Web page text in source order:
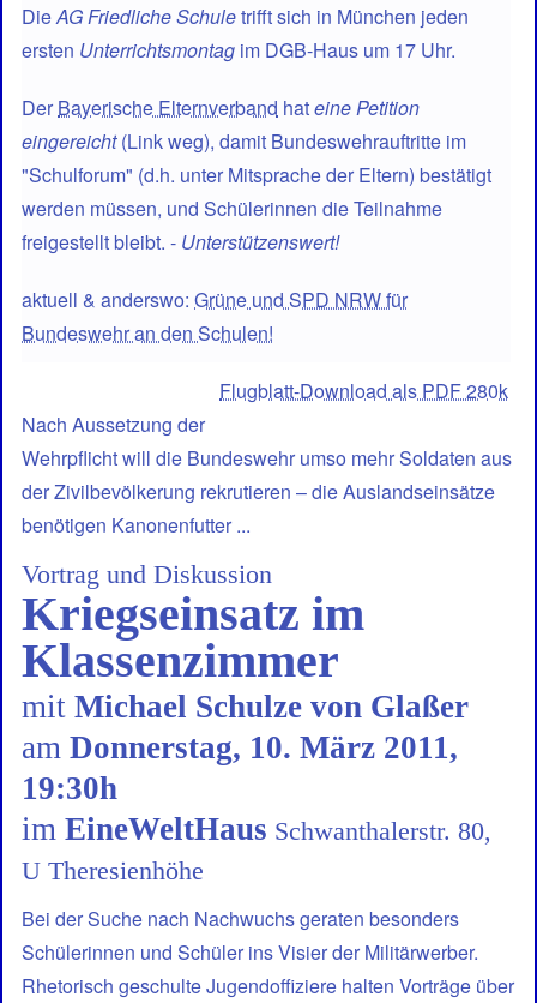
DieAG Friedliche Schuletrifft sich in München jeden
ersten Unterrichtsmontag im DGB-Haus um 17 Uhr.
DerBayerische Elternverband hateine Petition
eingereicht(Link weg), damit Bundeswehrauftritte im
"Schulforum" (d.h. unter Mitsprache der Eltern) bestätigt
werden müssen, und Schülerinnen die Teilnahme
freigestellt bleibt. - Unterstützenswert!
aktuell & anderswo: Grüne und SPD NRW für
Bundeswehr an den Schulen!
Flugblatt-Download als PDF 280k
Nach Aussetzung der
Wehrpflicht will die Bundeswehr umso mehr Soldaten aus
der Zivilbevölkerung rekrutieren – die Auslandseinsätze
benötigen Kanonenfutter ...
Vortrag und Diskussion
Kriegseinsatz im
Klassenzimmer
mit Michael Schulze von Glaßer
am Donnerstag, 10. März 2011,
19:30h
im EineWeltHaus Schwanthalerstr. 80,
U Theresienhöhe
Bei der Suche nach Nachwuchs geraten besonders
Schülerinnen und Schüler ins Visier der Militärwerber.
Rhetorisch geschulte Jugendoffiziere halten Vorträge über